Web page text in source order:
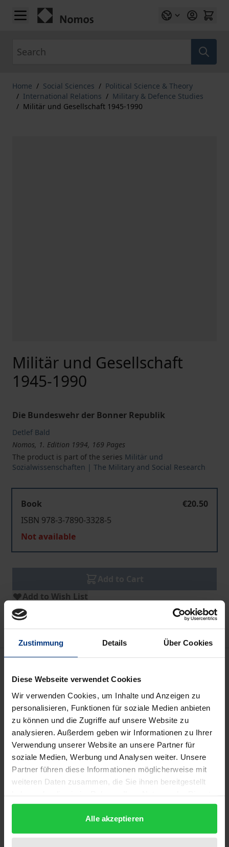
Zustimmung Details Über Cookies
Diese Webseite verwendet Cookies
Wir verwenden Cookies, um Inhalte und Anzeigen zu
personalisieren, Funktionen für soziale Medien anbieten
zu können und die Zugriffe auf unsere Website zu
analysieren. Außerdem geben wir Informationen zu Ihrer
Verwendung unserer Website an unsere Partner für
soziale Medien, Werbung und Analysen weiter. Unsere
Partner führen diese Informationen möglicherweise mit
weiteren Daten zusammen, die Sie ihnen bereitgestellt
gesammelt haben.
Alle akzeptieren
Skip to Content
Home / Social Sciences / Political Science & Theory
/ International Relations / Military & Defence Studies
/ Militär und Gesellschaft 1945-1990
Militär und Gesellschaft
1945-1990
Die Bundeswehr der Bonner Republik
Detlef Bald
Nomos, 1. Edition 1994, 169 Pages
The product is part of the series Militär und
Sozialwissenschaften | The Military and Social Research
Book
€20.50
ISBN 978-3-7890-3328-5
Not available
Add to Cart
Add to Wish List
Delivery cost notice
Description
Militär ist ein brisantes Thema der modernen
Geschichte Deutschlands; Militarismus oder ›Staat
im Staate‹ kennzeichnen den Sonderweg. Nach den
mißlichen Erfahrungen der Weimarer Republik
suchte die Bonner Republik, in einem
demokratischen und pluralistischen Reformkonzept,
der freiheitlich-liberalen Tradition ihre Antwort zu
dieser Reform kennzeichnet die
Entwicklungsphasen der Bundeswehr, wie die
zeithistorischen Analysen zeigen, mehr als es